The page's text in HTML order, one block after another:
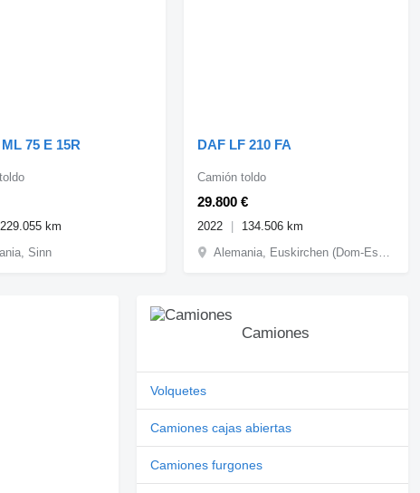
75 E 15R
229.055 km
Sinn
DAF LF 210 FA
29.800 €
Camión toldo
2022
134.506 km
Camiones
Volquetes
Camiones cajas abiertas
Camiones furgones